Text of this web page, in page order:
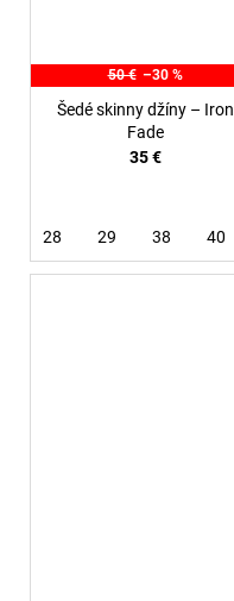
50 € –30 %
Šedé skinny džíny – Iron
Fade
35 €
28 29 38 40